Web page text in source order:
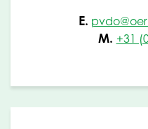
E.
M. +31